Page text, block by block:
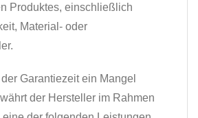
Produktes, einschließlich
Material- oder
Garantiezeit ein Mangel
der Hersteller im Rahmen